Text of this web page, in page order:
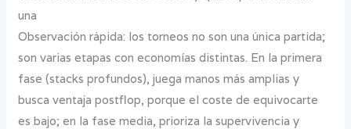
una
Observación rápida: los torneos no son una única partida;
son varias etapas con economías distintas. En la primera
fase (stacks profundos), juega manos más amplias y
busca ventaja postflop, porque el coste de equivocarte
es bajo; en la fase media, prioriza la supervivencia y